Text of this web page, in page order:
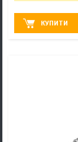
КУПИТИ